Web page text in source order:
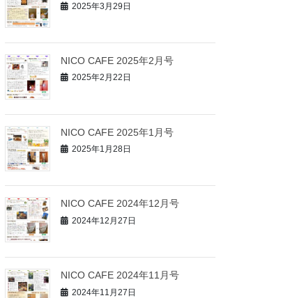
2025年3月29日
NICO CAFE 2025年2月号
2025年2月22日
NICO CAFE 2025年1月号
2025年1月28日
NICO CAFE 2024年12月号
2024年12月27日
NICO CAFE 2024年11月号
2024年11月27日